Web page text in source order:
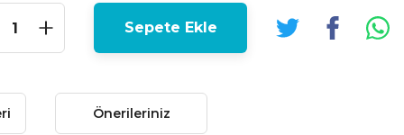
Sepete Ekle
Önerileriniz